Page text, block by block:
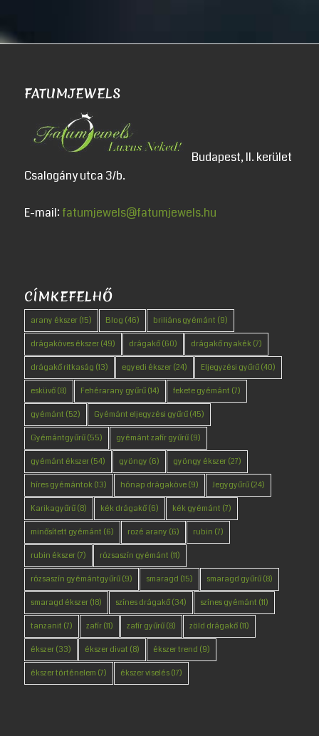
FATUMJEWELS
Budapest, II. kerület
Csalogány utca 3/b.
E-mail: fatumjewels@fatumjewels.hu
CÍMKEFELHŐ
arany ékszer(15) Blog (46) briliáns gyémánt (9)
drágaköves ékszer(49) drágakő(60) drágakő nyakék(7)
drágakő ritkaság (13) egyedi ékszer(24) Eljegyzési gyűrű(40)
esküvő(8) Fehérarany gyűrű(14) fekete gyémánt (7)
gyémánt (52) Gyémánt eljegyzési gyűrű(45)
Gyémántgyűrű(55) gyémánt zafír gyűrű(9)
gyémánt ékszer(54) gyöngy (6) gyöngy ékszer(27)
híres gyémántok(13) hónap drágaköve(9) Jegygyűrű(24)
Karikagyűrű(8) kék drágakő(6) kék gyémánt (7)
minősített gyémánt (6) rozé arany (6) rubin (7)
rubin ékszer(7) rózsaszín gyémánt (11)
rózsaszín gyémántgyűrű(9) smaragd (15) smaragd gyűrű(8)
smaragd ékszer(18) színes drágakő(34) színes gyémánt (11)
tanzanit (7) zafír(11) zafír gyűrű(8) zöld drágakő(11)
ékszer(33) ékszer divat (8) ékszer trend (9)
ékszer történelem (7) ékszer viselés(17)